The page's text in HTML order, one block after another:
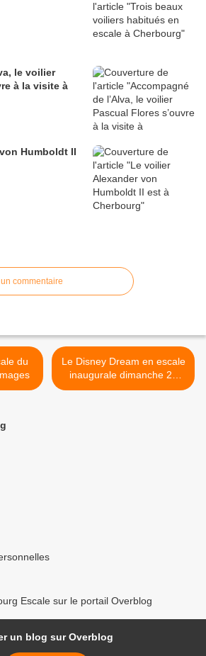
le voilier
à la visite à
Humboldt II
commentaire
Le Disney Dream en escale
inaugurale dimanche 23
juillet à Cherbourg >
Escale sur le portail Overblog
un blog sur Overblog